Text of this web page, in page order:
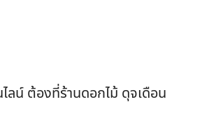
ลน์ ต้องที่ร้านดอกไม้ ดุจเดือน